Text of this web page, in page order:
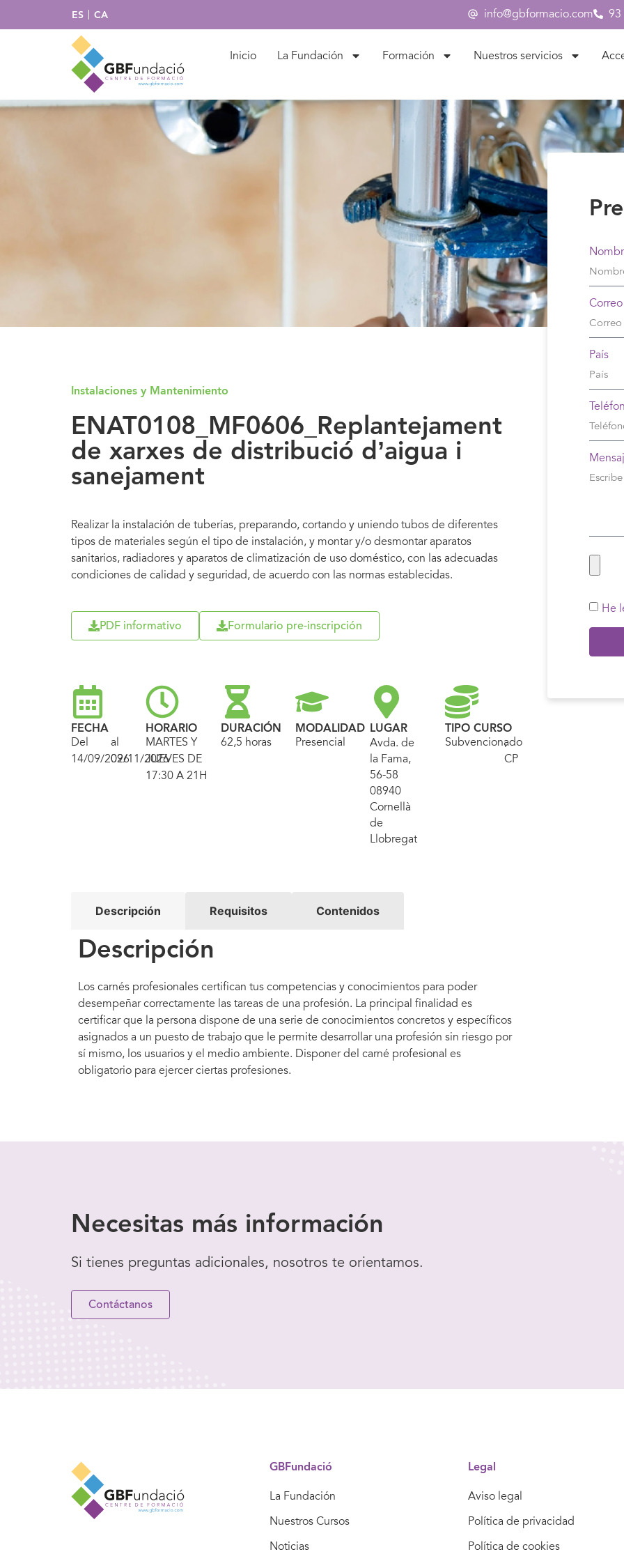
ES CA info@gbformacio.com 93
Inicio La Fundación Formación Nuestros servicios
Instalaciones y Mantenimiento
ENAT0108_MF0606_Replantejament
de xarxes de distribució d’aigua i
sanejament
Realizar la instalación de tuberías, preparando, cortando y uniendo tubos de diferentes
tipos de materiales según el tipo de instalación, y montar y/o desmontar aparatos
sanitarios, radiadores y aparatos de climatización de uso doméstico, con las adecuadas
condiciones de calidad y seguridad, de acuerdo con las normas establecidas.
PDF informativo Formulario pre-inscripción
FECHA
Del
14/09/2026
al
09/11/2026
HORARIO
MARTES Y
JUEVES DE
17:30 A 21H
DURACIÓN
62,5 horas
MODALIDAD
Presencial
LUGAR
Avda. de
la Fama,
56-58
08940
Cornellà
de
Llobregat
TIPO CURSO
Subvencionado
,
CP
Descripción Requisitos Contenidos
Descripción
Los carnés profesionales certifican tus competencias y conocimientos para poder
desempeñar correctamente las tareas de una profesión. La principal finalidad es
certificar que la persona dispone de una serie de conocimientos concretos y específicos
asignados a un puesto de trabajo que le permite desarrollar una profesión sin riesgo por
sí mismo, los usuarios y el medio ambiente. Disponer del carné profesional es
obligatorio para ejercer ciertas profesiones.
País
He
Necesitas más información
Si tienes preguntas adicionales, nosotros te orientamos.
Contáctanos
GBFundació
La Fundación
Nuestros Cursos
Noticias
Legal
Aviso legal
Política de privacidad
Política de cookies